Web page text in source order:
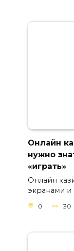
Онлайн
нужно
«играть»
Онлайн
экранами
0 30